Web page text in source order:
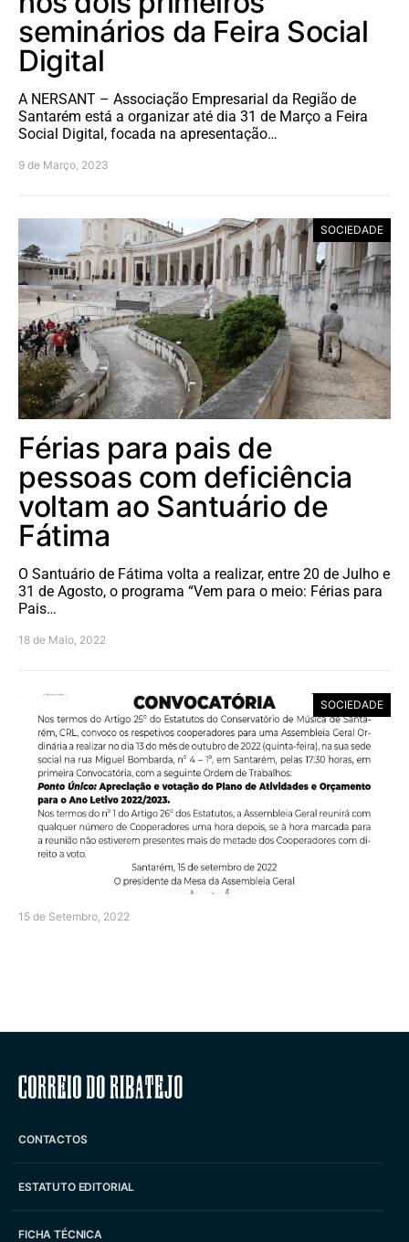
seminários da Feira Social
Digital
A NERSANT – Associação Empresarial da Região de
Santarém está a organizar até dia 31 de Março a Feira
Social Digital, focada na apresentação…
9 de Março, 2023
SOCIEDADE
Férias para pais de
pessoas com deficiência
voltam ao Santuário de
Fátima
O Santuário de Fátima volta a realizar, entre 20 de Julho e
31 de Agosto, o programa “Vem para o meio: Férias para
Pais…
18 de Maio, 2022
SOCIEDADE
15 de Setembro, 2022
Correio do Ribatejo
CONTACTOS
ESTATUTO EDITORIAL
FICHA TÉCNICA